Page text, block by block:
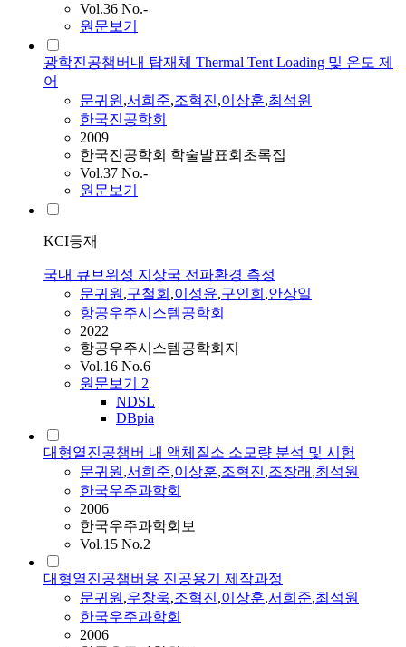
Vol.36 No.-
원문보기
광학진공챔버내 탑재체 Thermal Tent Loading 및 온도 제
어
문귀원,서희준,조혁진,이상훈,최석원
한국진공학회
2009
한국진공학회 학술발표회초록집
Vol.37 No.-
원문보기
KCI등재
국내 큐브위성 지상국 전파환경 측정
문귀원,구철회 ,이성윤,구인회 ,안상일
항공우주시스템공학회
2022
항공우주시스템공학회지
Vol.16 No.6
원문보기 2
NDSL
DBpia
대형열진공챔버 내 액체질소 소모량 분석 및 시험
문귀원,서희준,이상훈,조혁진,조창래 ,최석원
한국우주과학회
2006
한국우주과학회보
Vol.15 No.2
대형열진공챔버용 진공용기 제작과정
문귀원,우창욱,조혁진,이상훈,서희준,최석원
한국우주과학회
2006